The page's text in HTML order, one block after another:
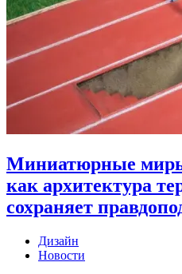
Миниатюрные
как архитектура
сохраняет
Дизайн
Новости